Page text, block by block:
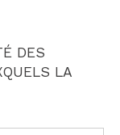
DES
LA